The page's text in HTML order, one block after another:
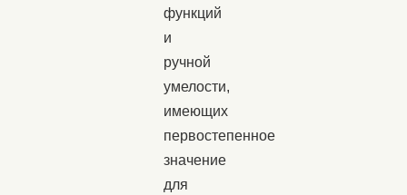
функций
и
ручной
умелости,
имеющих
первостепенное
значение
для